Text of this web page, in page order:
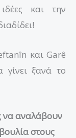
και την
και Garê
ξανά το
να αναλάβουν
στους